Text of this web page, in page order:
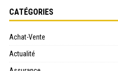
CATÉGORIES
Achat-Vente
Actualité